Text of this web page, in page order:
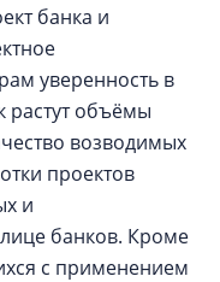
банка и
уверенность в
растут объёмы
возводимых
проектов
и
банков. Кроме
с применением